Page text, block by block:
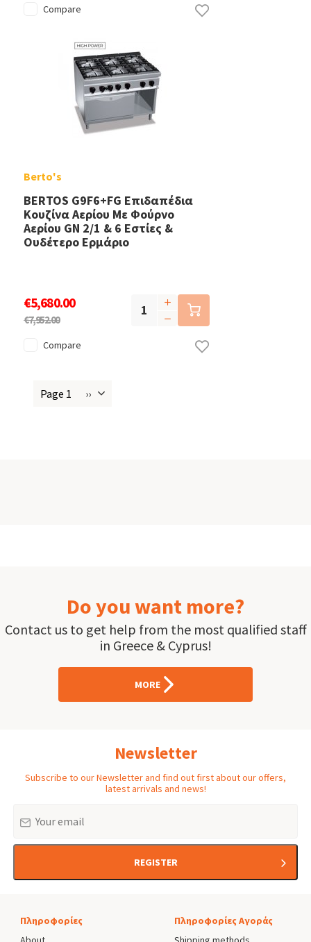
Compare
Berto's
BERTOS G9F6+FG Επιδαπέδια
Κουζίνα Αερίου Με Φούρνο
Αερίου GN 2/1 & 6 Εστίες &
Ουδέτερο Ερμάριο
€5,680.00
€7,952.00
Compare
Page 1
Next
››
Do you want more?
Contact us to get help from the most qualified staff
in Greece & Cyprus!
MORE
Newsletter
Subscribe to our Newsletter and find out first about our offers,
latest arrivals and news!
REGISTER
Πληροφορίες
Πληροφορίες Αγοράς